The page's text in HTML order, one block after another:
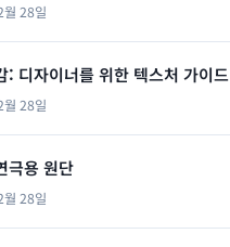
28일
: 디자이너를 위한 텍스처 가이드
28일
극용 원단
28일